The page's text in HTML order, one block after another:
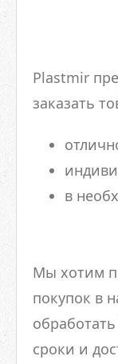
Plastmir
заказать
в
Мы хотим
покупок в
сроки и